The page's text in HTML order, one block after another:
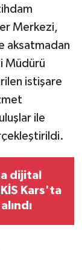
Merkezi,
aksatmadan
Müdürü
istişare
ile
dijital
Kars'ta